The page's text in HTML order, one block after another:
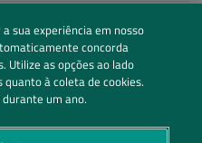
1 2
sua experiência em nosso
concorda
Utilize as opções ao lado
à coleta de cookies.
um ano.